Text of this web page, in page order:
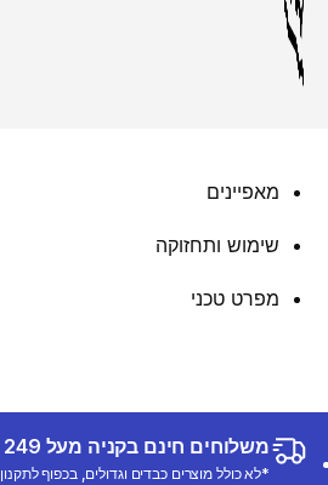
מאפיינים
שימוש ותחזוקה
מפרט טכני
משלוחים חינם בקניה מעל 249 ש"ח
*לא כולל מוצרים כבדים וגדולים, בכפוף לתקנון